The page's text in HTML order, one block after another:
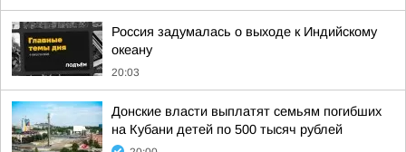
Россия задумалась о выходе к Индийскому
океану
20:03
Донские власти выплатят семьям погибших
на Кубани детей по 500 тысяч рублей